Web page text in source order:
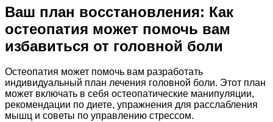
Ваш план восстановления: Как
остеопатия может помочь вам
избавиться от головной боли
Остеопатия может помочь вам разработать
индивидуальный план лечения головной боли. Этот план
может включать в себя остеопатические манипуляции,
рекомендации по диете, упражнения для расслабления
мышц и советы по управлению стрессом.